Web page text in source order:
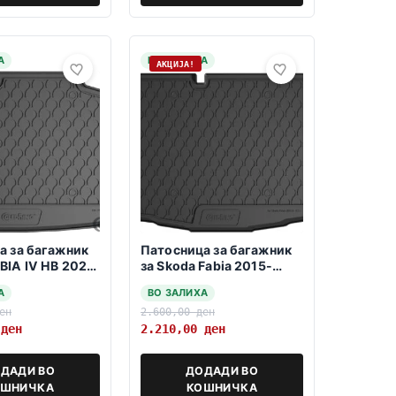
за багажник
IV HB 2021-
ден
ВО
НА ЗАЛИХА
АКЦИЈА!
Патосница за багажник
за Skoda Fabia 2015-
ВО ЗАЛИХА
2.600,00ден
2.210,00 ден
ДОДАДИ ВО
КОШНИЧКА